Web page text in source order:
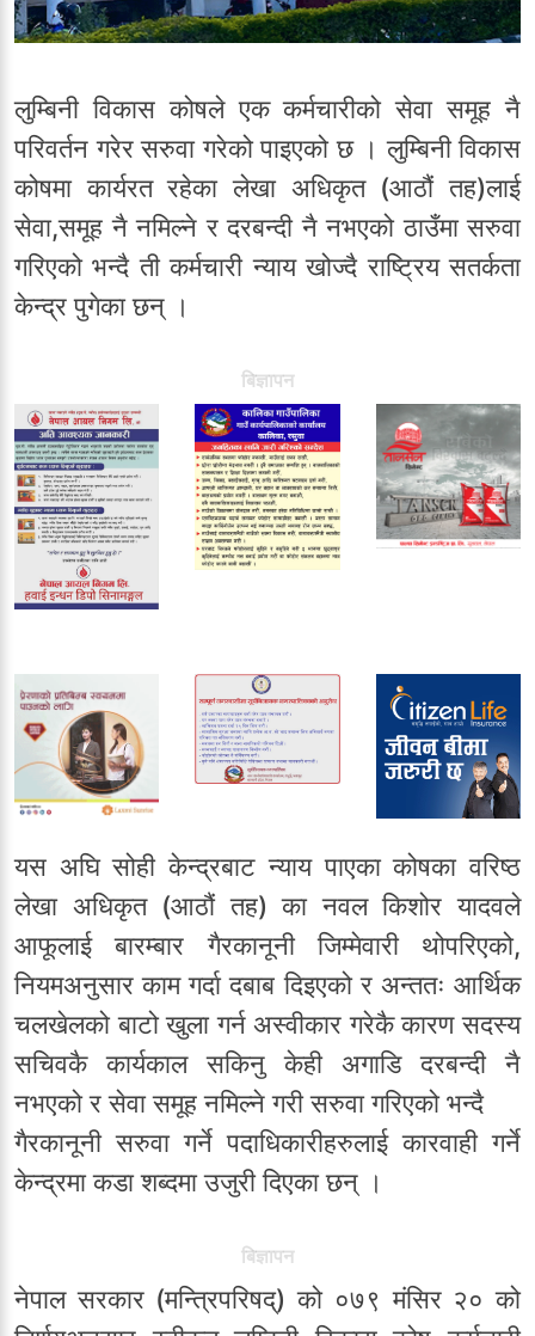
लुम्बिनी विकास कोषले एक कर्मचारीको सेवा समूह नै
परिवर्तन गरेर सरुवा गरेको पाइएको छ । लुम्बिनी विकास
कोषमा कार्यरत रहेका लेखा अधिकृत (आठौं तह)लाई
सेवा,समूह नै नमिल्ने र दरबन्दी नै नभएको ठाउँमा सरुवा
गरिएको भन्दै ती कर्मचारी न्याय खोज्दै राष्ट्रिय सतर्कता
केन्द्र पुगेका छन् ।
बिज्ञापन
यस अघि सोही केन्द्रबाट न्याय पाएका कोषका वरिष्ठ
लेखा अधिकृत (आठौं तह) का नवल किशोर यादवले
आफूलाई बारम्बार गैरकानूनी जिम्मेवारी थोपरिएको,
नियमअनुसार काम गर्दा दबाब दिइएको र अन्ततः आर्थिक
चलखेलको बाटो खुला गर्न अस्वीकार गरेकै कारण सदस्य
सचिवकै कार्यकाल सकिनु केही अगाडि दरबन्दी नै
नभएको र सेवा समूह नमिल्ने गरी सरुवा गरिएको भन्दै
गैरकानूनी सरुवा गर्ने पदाधिकारीहरुलाई कारवाही गर्ने
केन्द्रमा कडा शब्दमा उजुरी दिएका छन् ।
बिज्ञापन
नेपाल सरकार (मन्त्रिपरिषद्) को ०७९ मंसिर २० को